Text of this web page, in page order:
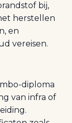
bij,
herstellen
en
vereisen.
diploma
van infra of